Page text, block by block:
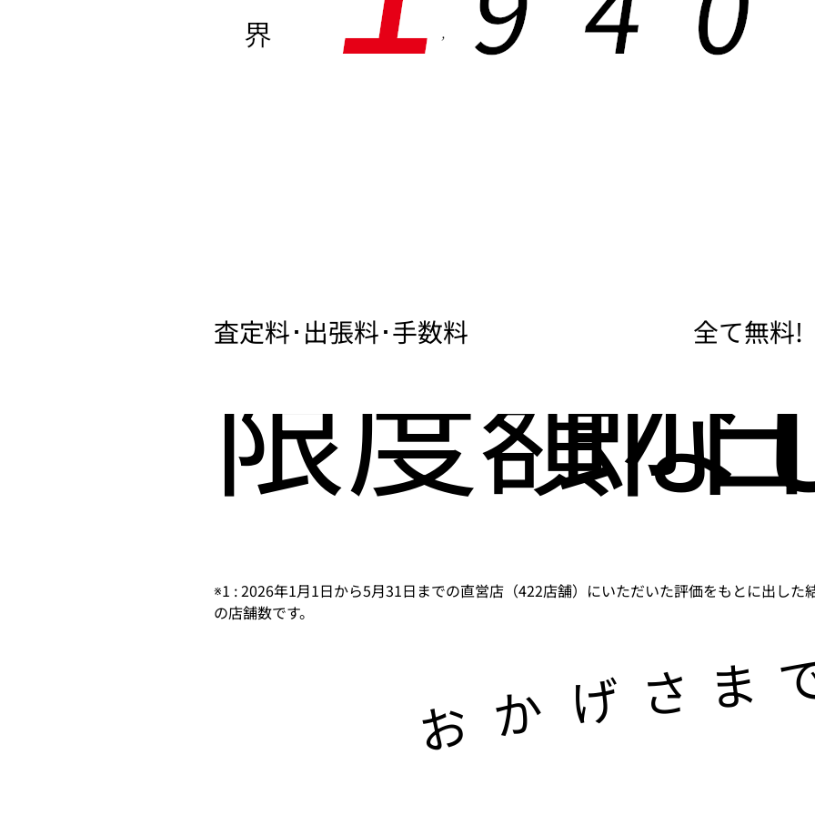
界 ,
査定料･出張料･手数料 全て無料!
限度額な
即
※1 : 2026年1月1日から5月31日までの直営店（422店舗）にいただいた評価をもとに出した
の店舗数です。
お か げ さ ま